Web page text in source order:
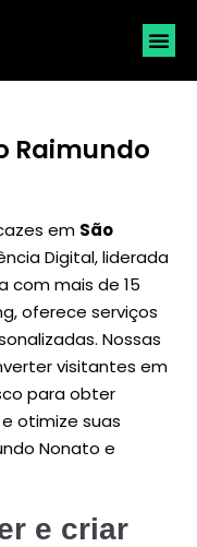
Raimundo
em São
Digital, liderada
com mais de 15
oferece serviços
Nossas
visitantes em
para obter
otimize suas
Nonato e
e criar